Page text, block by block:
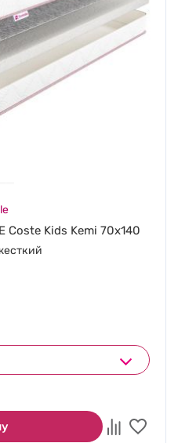
Coste Kids Kemi 70х140